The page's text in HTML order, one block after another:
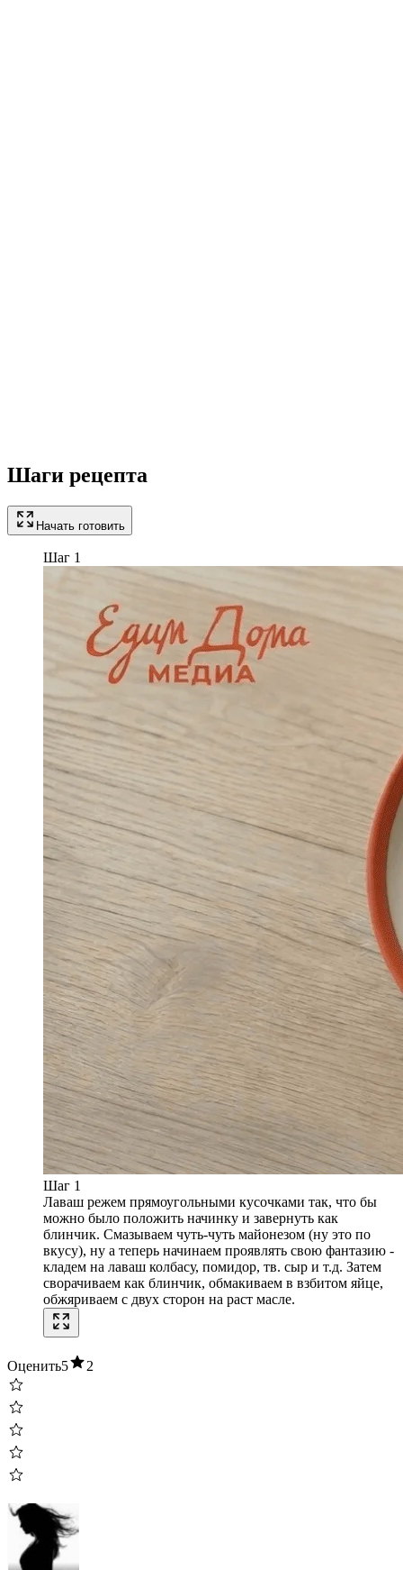
Шаги рецепта
Начать готовить
Шаг 1
Шаг 1
Лаваш режем прямоугольными кусочками так, что бы
можно было положить начинку и завернуть как
блинчик. Смазываем чуть-чуть майонезом (ну это по
вкусу), ну а теперь начинаем проявлять свою фантазию -
кладем на лаваш колбасу, помидор, тв. сыр и т.д. Затем
сворачиваем как блинчик, обмакиваем в взбитом яйце,
обжяриваем с двух сторон на раст масле.
Оценить5 2